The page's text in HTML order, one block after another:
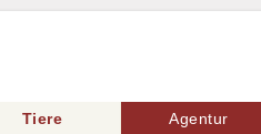
Tiere Agentur